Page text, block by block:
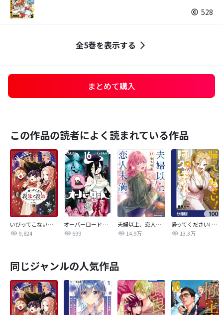
528
全5巻を表示する
まとめて購入
この作品の読者によく読まれている作品
いびってこない義母と義姉
9,824
オーバーロード 不死者のOh!
699
夫婦以上、恋人未満。【分冊版】
14.9万
帰ってください! 阿久津さん【分冊版】
13.3万
同じジャンルの人気作品